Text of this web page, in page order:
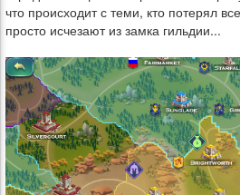
что происходит с теми, кто потерял
просто исчезают из замка гильдии...